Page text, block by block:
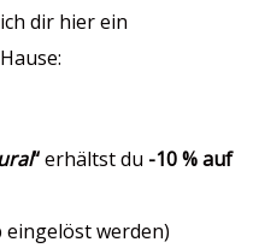
dir hier ein
“erhältst du -10 % auf
eingelöst werden)